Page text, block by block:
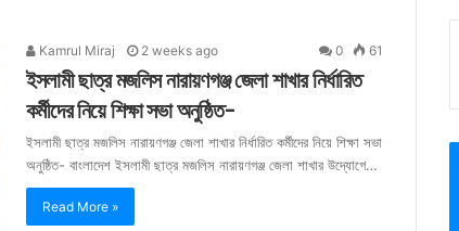
Kamrul Miraj 2 weeks ago 0 61
ইসলামী ছাত্র মজলিস নারায়ণগঞ্জ জেলা শাখার নির্ধারিত
কর্মীদের নিয়ে শিক্ষা সভা অনুষ্ঠিত-
ইসলামী ছাত্র মজলিস নারায়ণগঞ্জ জেলা শাখার নির্ধারিত কর্মীদের নিয়ে শিক্ষা সভা
অনুষ্ঠিত- বাংলাদেশ ইসলামী ছাত্র মজলিস নারায়ণগঞ্জ জেলা শাখার উদ্যোগে…
Read More »